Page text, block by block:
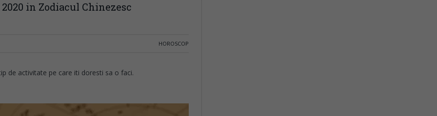
in Zodiacul Chinezesc
HOROSCOP
de activitate pe care iti doresti sa o faci.